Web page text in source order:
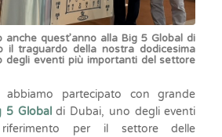
anche quest’anno allaBig 5 Global di
il traguardo della nostra dodicesima
degli eventi più importanti del settore
abbiamo partecipato con grande
5 Globaldi Dubai, uno degli eventi
riferimento per il settore delle